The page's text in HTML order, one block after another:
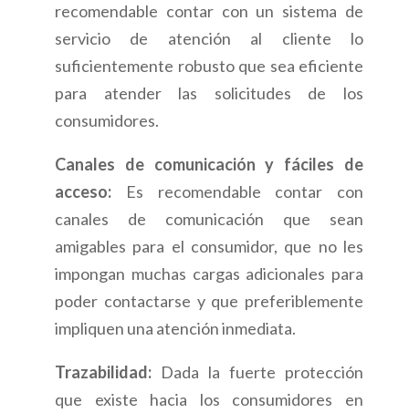
recomendable contar con un sistema de
servicio de atención al cliente lo
suficientemente robusto que sea eficiente
para atender las solicitudes de los
consumidores.
Canales de comunicación y fáciles de
acceso: Es recomendable contar con
canales de comunicación que sean
amigables para el consumidor, que no les
impongan muchas cargas adicionales para
poder contactarse y que preferiblemente
impliquen una atención inmediata.
Trazabilidad: Dada la fuerte protección
que existe hacia los consumidores en